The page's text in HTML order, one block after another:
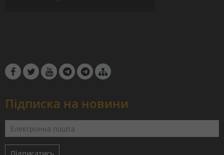
Підписка на новини